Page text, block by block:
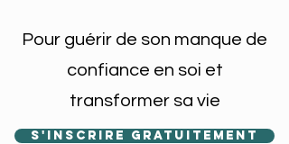
Pour guérir de son manque de
confiance en soi et
transformer sa vie
S'inscrire gratuitement